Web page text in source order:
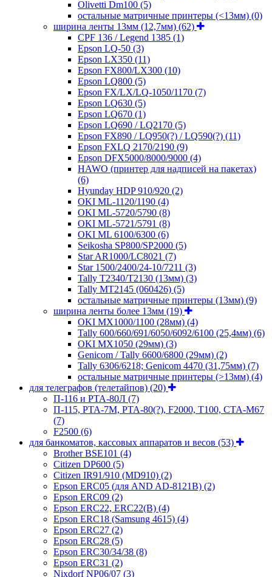
Olivetti Dm100 (5)
остальные матричные принтеры (<13мм) (0)
ширина ленты 13мм (12,7мм) (62)
CPF 136 / Legend 1385 (1)
Epson LQ-50 (3)
Epson LX350 (11)
Epson FX800/LX300 (10)
Epson LQ800 (5)
Epson FX/LX/LQ-1050/1170 (7)
Epson LQ630 (5)
Epson LQ670 (1)
Epson LQ690 / LQ2170 (5)
Epson FX890 / LQ950(?) / LQ590(?) (11)
Epson FXLQ 2170/2190 (9)
Epson DFX5000/8000/9000 (4)
HAWO (принтер для надписей на пакетах)
(6)
Hyunday HDP 910/920 (2)
OKI ML-1120/1190 (4)
OKI ML-5720/5790 (8)
OKI ML-5721/5791 (8)
OKI ML 6100/6300 (6)
Seikosha SP800/SP2000 (5)
Star AR1000/LC8021 (7)
Star 1500/2400/24-10/7211 (3)
Tally T2340/T2130 (13мм) (3)
Tally MT2145 (060426) (5)
остальные матричные принтеры (13мм) (9)
ширина ленты более 13мм (19)
OKI MX1000/1100 (28мм) (4)
Tally 600/660/691/6050/6092/6100 (25,4мм) (6)
OKI MX1050 (29мм) (3)
Genicom / Tally 6600/6800 (29мм) (2)
Tally 6306/6218; Genicom 4470 (31,75мм) (7)
остальные матричные принтеры (>13мм) (4)
для телеграфов (телетайпов) (20)
П-116 и РТА-80Л (7)
П-115, РТА-7М, РТА-80(?), F2000, T100, СТА-М67
(7)
F2500 (6)
для банкоматов, кассовых аппаратов и весов (53)
Brother BSE101 (4)
Citizen DP600 (5)
Citizen IR91/910 (MD910) (2)
Epson ERC05 (для AND AD-8121B) (2)
Epson ERC09 (2)
Epson ERC22, ERC22(B) (4)
Epson ERC18 (Samsung 4615) (4)
Epson ERC27 (2)
Epson ERC28 (5)
Epson ERC30/34/38 (8)
Epson ERC31 (2)
Nixdorf NP06/07 (3)